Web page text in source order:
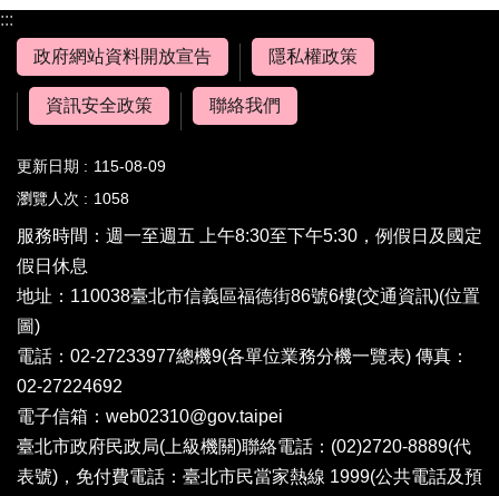
:::
政府網站資料開放宣告
隱私權政策
資訊安全政策 聯絡我們
更新日期
115-08-09
瀏覽人次
1058
服務時間：週一至週五 上午8:30至下午5:30，例假日及國定
假日休息
地址：110038臺北市信義區福德街86號6樓(交通資訊)(位置
圖)
電話：02-27233977總機9(各單位業務分機一覽表) 傳真：
02-27224692
電子信箱： web02310@gov.taipei
臺北市政府民政局(上級機關)聯絡電話：(02)2720-8889(代
表號)，免付費電話：臺北市民當家熱線 1999(公共電話及預